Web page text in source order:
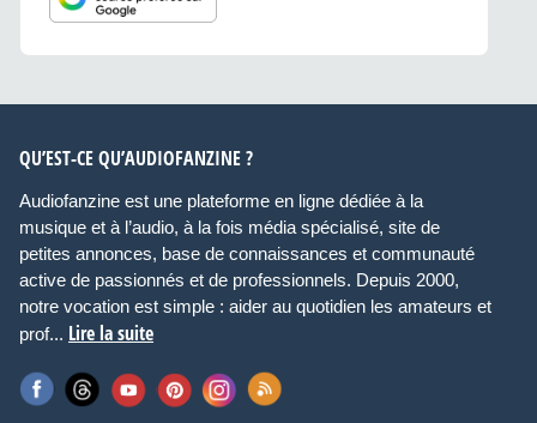
QU’EST-CE QU’AUDIOFANZINE ?
Audiofanzine est une plateforme en ligne dédiée à la
musique et à l’audio, à la fois média spécialisé, site de
petites annonces, base de connaissances et communauté
active de passionnés et de professionnels. Depuis 2000,
notre vocation est simple : aider au quotidien les amateurs et
prof... Lire la suite